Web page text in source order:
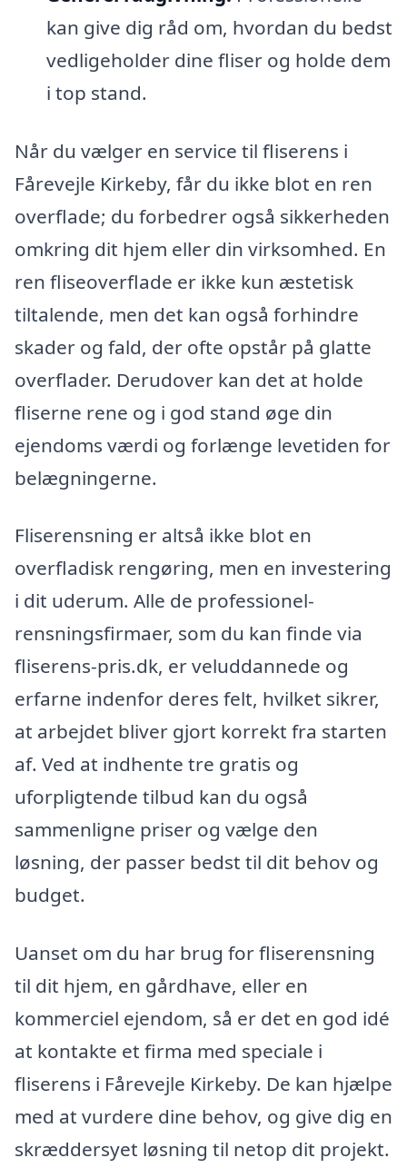
kan give dig råd om, hvordan du bedst
vedligeholder dine fliser og holde dem
i top stand.
Når du vælger en service til fliserens i
Fårevejle Kirkeby, får du ikke blot en ren
overflade; du forbedrer også sikkerheden
omkring dit hjem eller din virksomhed. En
ren fliseoverflade er ikke kun æstetisk
tiltalende, men det kan også forhindre
skader og fald, der ofte opstår på glatte
overflader. Derudover kan det at holde
fliserne rene og i god stand øge din
ejendoms værdi og forlænge levetiden for
belægningerne.
Fliserensning er altså ikke blot en
overfladisk rengøring, men en investering
i dit uderum. Alle de professionel-
rensningsfirmaer, som du kan finde via
fliserens-pris.dk, er veluddannede og
erfarne indenfor deres felt, hvilket sikrer,
at arbejdet bliver gjort korrekt fra starten
af. Ved at indhente tre gratis og
uforpligtende tilbud kan du også
sammenligne priser og vælge den
løsning, der passer bedst til dit behov og
budget.
Uanset om du har brug for fliserensning
til dit hjem, en gårdhave, eller en
kommerciel ejendom, så er det en god idé
at kontakte et firma med speciale i
fliserens i Fårevejle Kirkeby. De kan hjælpe
med at vurdere dine behov, og give dig en
skræddersyet løsning til netop dit projekt.